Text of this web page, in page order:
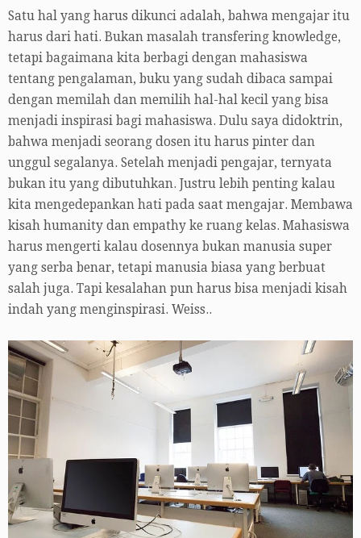
Satu hal yang harus dikunci adalah, bahwa mengajar itu
harus dari hati. Bukan masalah transfering knowledge,
tetapi bagaimana kita berbagi dengan mahasiswa
tentang pengalaman, buku yang sudah dibaca sampai
dengan memilah dan memilih hal-hal kecil yang bisa
menjadi inspirasi bagi mahasiswa. Dulu saya didoktrin,
bahwa menjadi seorang dosen itu harus pinter dan
unggul segalanya. Setelah menjadi pengajar, ternyata
bukan itu yang dibutuhkan. Justru lebih penting kalau
kita mengedepankan hati pada saat mengajar. Membawa
kisah humanity dan empathy ke ruang kelas. Mahasiswa
harus mengerti kalau dosennya bukan manusia super
yang serba benar, tetapi manusia biasa yang berbuat
salah juga. Tapi kesalahan pun harus bisa menjadi kisah
indah yang menginspirasi. Weiss..